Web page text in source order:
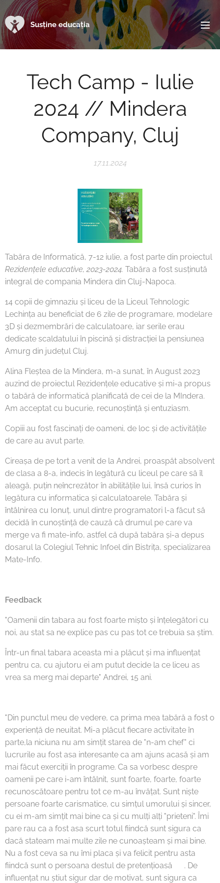
Susține educația
Tech Camp - Iulie
2024 // Mindera
Company, Cluj
17.11.2024
Tabăra de Informatică, 7-12 iulie, a fost parte din proiectul
Rezidențele educative, 2023-2024. Tabăra a fost susținută
integral de compania Mindera din Cluj-Napoca.
14 copii de gimnaziu și liceu de la Liceul Tehnologic
Lechința au beneficiat de 6 zile de programare, modelare
3D și dezmembrări de calculatoare, iar serile erau
dedicate scaldatului în piscină și distracției la pensiunea
Amurg din județul Cluj.
Alina Fleștea de la Mindera, m-a sunat, în August 2023
auzind de proiectul Rezidențele educative și mi-a propus
o tabără de informatică planificată de cei de la MIndera.
Am acceptat cu bucurie, recunoștință și entuziasm.
Copiii au fost fascinați de oameni, de loc și de activitățile
de care au avut parte.
Cireașa de pe tort a venit de la Andrei, proaspăt absolvent
de clasa a 8-a, indecis în legătură cu liceul pe care să îl
aleagă, puțin neîncrezător în abilitățile lui, însă curios în
legătura cu informatica și calculatoarele. Tabăra și
întâlnirea cu Ionuț, unul dintre programatori l-a făcut să
decidă în cunoștință de cauză că drumul pe care va
merge va fi mate-info, astfel că după tabăra și-a depus
dosarul la Colegiul Tehnic Infoel din Bistrița, specializarea
Mate-Info.
Feedback
"Oamenii din tabara au fost foarte mișto și înțelegători cu
noi, au stat sa ne explice pas cu pas tot ce trebuia sa știm.
Într-un final tabara aceasta mi a plăcut și ma influențat
pentru ca, cu ajutoru ei am putut decide la ce liceu as
vrea sa merg mai departe" Andrei, 15 ani.
"Din punctul meu de vedere, ca prima mea tabără a fost o
experiență de neuitat. Mi-a plăcut fiecare activitate în
parte,la niciuna nu am simțit starea de "n-am chef" ci
lucrurile au fost asa interesante ca am ajuns acasă și am
mai făcut exerciții în programe. Ca sa vorbesc despre
oamenii pe care i-am întâlnit, sunt foarte, foarte, foarte
recunoscătoare pentru tot ce m-au învățat. Sunt niște
persoane foarte carismatice, cu simțul umorului și sincer,
cu ei m-am simțit mai bine ca și cu mulți alți "prieteni". Îmi
pare rau ca a fost asa scurt totul fiindcă sunt sigura ca
dacă stateam mai multe zile ne cunoașteam și mai bine.
Nu a fost ceva sa nu îmi placa și va felicit pentru asta
fiindcă sunt o persoana destul de pretențioasă 😅. De
influențat nu știut sigur dar de motivat, sunt sigura ca